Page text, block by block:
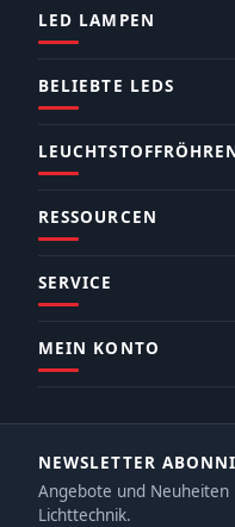
LED LAMPEN
BELIEBTE LEDS
RESSOURCEN
SERVICE
MEIN KONTO
NEWSLETTER
Angebote und
Lichttechnik.